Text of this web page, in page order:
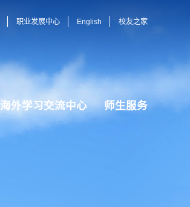
职业发展中心 English 校友之家
海外学习交流中心 师生服务